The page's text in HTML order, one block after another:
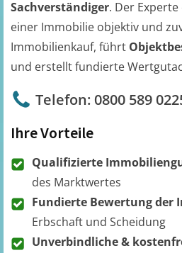
Sachverständiger. Der
einer Immobilie objektiv und
Immobilienkauf, führt
und erstellt fundierte
Telefon: 0800 589
Ihre Vorteile
Qualifizierte
des Marktwertes
Fundierte Bewertung der
Erbschaft und Scheidung
Unverbindliche &